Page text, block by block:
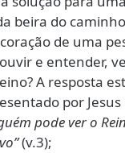
beira do
de uma
e entender,
A resposta
por Jesus
pode ver o
(v.3);